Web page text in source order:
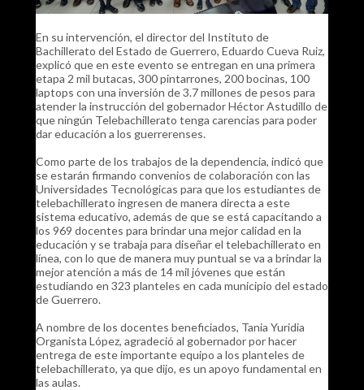
En su intervención, el director del Instituto de
Bachillerato del Estado de Guerrero, Eduardo Cueva Ruiz,
explicó que en este evento se entregan en una primera
etapa 2 mil butacas, 300 pintarrones, 200 bocinas, 100
laptops con una inversión de 3.7 millones de pesos para
atender la instrucción del gobernador Héctor Astudillo de
que ningún Telebachillerato tenga carencias para poder
dar educación a los guerrerenses.
Como parte de los trabajos de la dependencia, indicó que
se estarán firmando convenios de colaboración con las
Universidades Tecnológicas para que los estudiantes de
telebachillerato ingresen de manera directa a este
sistema educativo, además de que se está capacitando a
los 969 docentes para brindar una mejor calidad en la
educación y se trabaja para diseñar el telebachillerato en
línea, con lo que de manera muy puntual se va a brindar la
mejor atención a más de 14 mil jóvenes que están
estudiando en 323 planteles en cada municipio del estado
de Guerrero.
A nombre de los docentes beneficiados, Tania Yuridia
Organista López, agradeció al gobernador por hacer
entrega de este importante equipo a los planteles de
telebachillerato, ya que dijo, es un apoyo fundamental en
las aulas.